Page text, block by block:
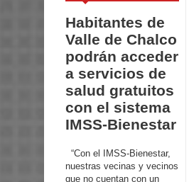
Habitantes de
Valle de Chalco
podrán acceder
a servicios de
salud gratuitos
con el sistema
IMSS-Bienestar
“Con el IMSS-Bienestar,
nuestras vecinas y vecinos
que no cuentan con un